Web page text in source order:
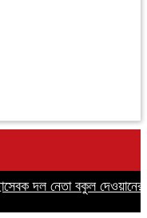
দল নেতা বকুল দেওয়ানের